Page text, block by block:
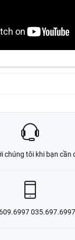
chúng tôi khi bạn cần
035.697.6997